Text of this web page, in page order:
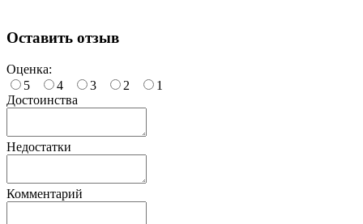
Оставить отзыв
Оценка:
5
4 3 2
1
Достоинства
Недостатки
Комментарий